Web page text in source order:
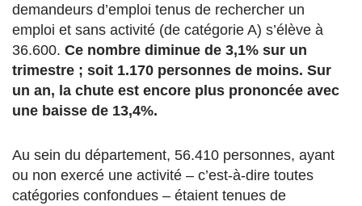
demandeurs d’emploi tenus de rechercher un
emploi et sans activité (de catégorie A) s’élève à
36.600. Ce nombre diminue de 3,1% sur un
trimestre ; soit 1.170 personnes de moins. Sur
un an, la chute est encore plus prononcée avec
une baisse de 13,4%.
Au sein du département, 56.410 personnes, ayant
ou non exercé une activité – c’est-à-dire toutes
catégories confondues – étaient tenues de